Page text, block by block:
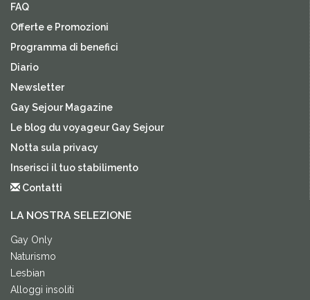
FAQ
Offerte e Promozioni
Programma di benefici
Diario
Newsletter
Gay Sejour Magazine
Le blog du voyageur Gay Sejour
Notta sula privacy
Inserisci il tuo stabilimento
Contatti
LA NOSTRA SELEZIONE
Gay Only
Naturismo
Lesbian
Alloggi insoliti